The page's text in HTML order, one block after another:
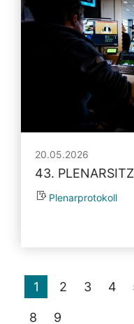
20.05.2026
43.
Plenarprotokoll
1 2 3 4
8 9